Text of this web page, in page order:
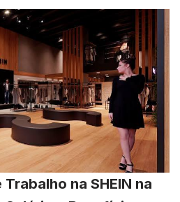
na SHEIN na